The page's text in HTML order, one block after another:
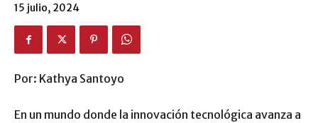
15 julio, 2024
Por: Kathya Santoyo
En un mundo donde la innovación tecnológica avanza a